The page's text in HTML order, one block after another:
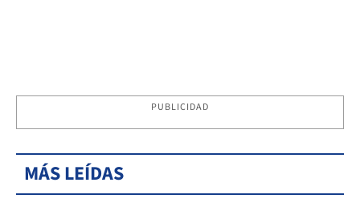
PUBLICIDAD
MÁS LEÍDAS